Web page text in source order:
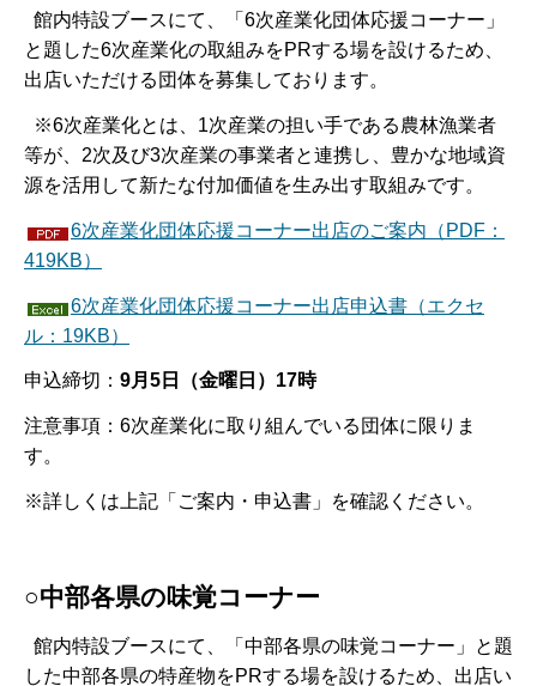
館内特設ブースにて、「6次産業化団体応援コーナー」
と題した6次産業化の取組みをPRする場を設けるため、
出店いただける団体を募集しております。
※6次産業化とは、1次産業の担い手である農林漁業者
等が、2次及び3次産業の事業者と連携し、豊かな地域資
源を活用して新たな付加価値を生み出す取組みです。
6次産業化団体応援コーナー出店のご案内（PDF：
419KB）
6次産業化団体応援コーナー出店申込書（エクセ
ル：19KB）
申込締切： 9月5日（金曜日）17時
注意事項：6次産業化に取り組んでいる団体に限りま
す。
※詳しくは上記「ご案内・申込書」を確認ください。
○中部各県の味覚コーナー
館内特設ブースにて、「中部各県の味覚コーナー」と題
した中部各県の特産物をPRする場を設けるため、出店い